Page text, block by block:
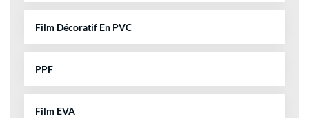
Film Décoratif En PVC
PPF
Film EVA